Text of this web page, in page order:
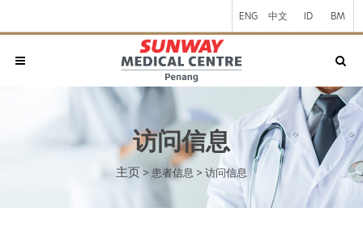
ENG 中文 ID BM
访问信息
主页 > 患者信息 > 访问信息